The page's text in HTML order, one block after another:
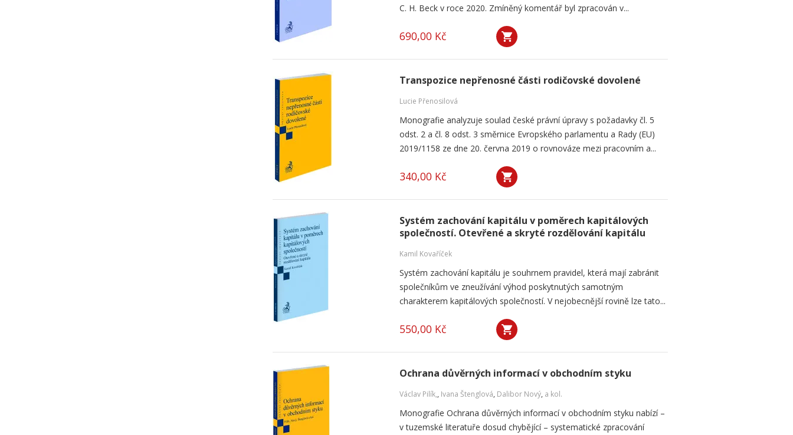
C. H. Beck v roce 2020. Zmíněný komentář byl zpracován v...
690,00 Kč
Transpozice nepřenosné části rodičovské dovolené
Lucie Přenosilová
Monografie analyzuje soulad české právní úpravy s požadavky čl. 5
odst. 2 a čl. 8 odst. 3 směrnice Evropského parlamentu a Rady (EU)
2019/1158 ze dne 20. června 2019 o rovnováze mezi pracovním a...
340,00 Kč
Systém zachování kapitálu v poměrech kapitálových
společností. Otevřené a skryté rozdělování kapitálu
Kamil Kovaříček
Systém zachování kapitálu je souhrnem pravidel, která mají zabránit
společníkům ve zneužívání výhod poskytnutých samotným
charakterem kapitálových společností. V nejobecnější rovině lze tato...
550,00 Kč
Ochrana důvěrných informací v obchodním styku
Václav Pilík,, Ivana Štenglová, Dalibor Nový, a kol.
Monografie Ochrana důvěrných informací v obchodním styku nabízí –
v tuzemské literatuře dosud chybějící – systematické zpracování